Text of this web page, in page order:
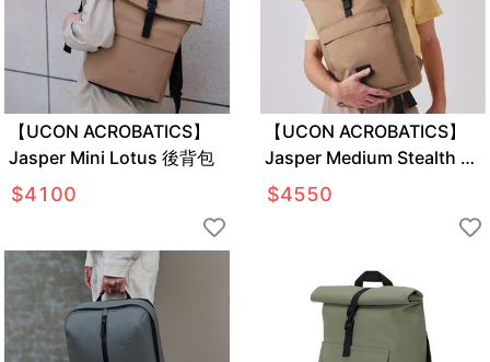
【UCON ACROBATICS】
Jasper Mini Lotus 後背包
$4100
【UCON ACROBATICS】
Jasper Medium Stealth 後
背包
$4550